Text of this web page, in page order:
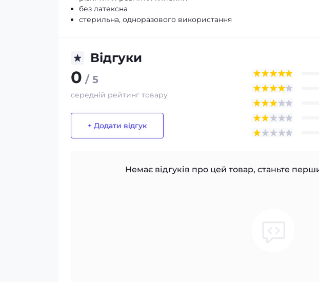
без латексна
стерильна, одноразового використання
Відгуки
0 / 5
середній рейтинг товару
+ Додати відгук
Немає відгуків про цей товар, станьте